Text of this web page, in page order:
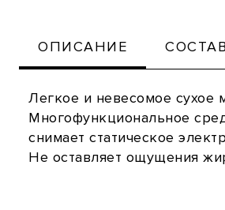
ОПИСАНИЕ СОСТАВ
Легкое и невесомое сухое
Многофункциональное
снимает статическое
Не оставляет ощущения